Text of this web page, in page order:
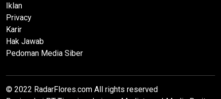
Iklan
Privacy
Karir
Hak Jawab
Pedoman Media Siber
© 2022 RadarFlores.com All rights reserved